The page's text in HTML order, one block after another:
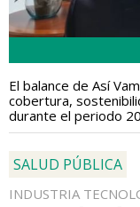
El balance de Así
cobertura,
durante el periodo
SALUD PÚBLICA
INDUSTRIA